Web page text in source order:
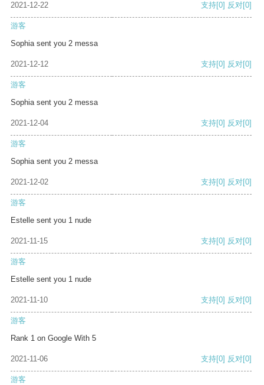
2021-12-22 支持[0] 反对[0]
游客
Sophia sent you 2 messa
2021-12-12 支持[0] 反对[0]
游客
Sophia sent you 2 messa
2021-12-04 支持[0] 反对[0]
游客
Sophia sent you 2 messa
2021-12-02 支持[0] 反对[0]
游客
Estelle sent you 1 nude
2021-11-15 支持[0] 反对[0]
游客
Estelle sent you 1 nude
2021-11-10 支持[0] 反对[0]
游客
Rank 1 on Google With 5
2021-11-06 支持[0] 反对[0]
游客